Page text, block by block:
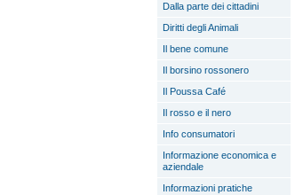
Dalla parte dei cittadini
Diritti degli Animali
Il bene comune
Il borsino rossonero
Il Poussa Café
Il rosso e il nero
Info consumatori
Informazione economica e
aziendale
Informazioni pratiche